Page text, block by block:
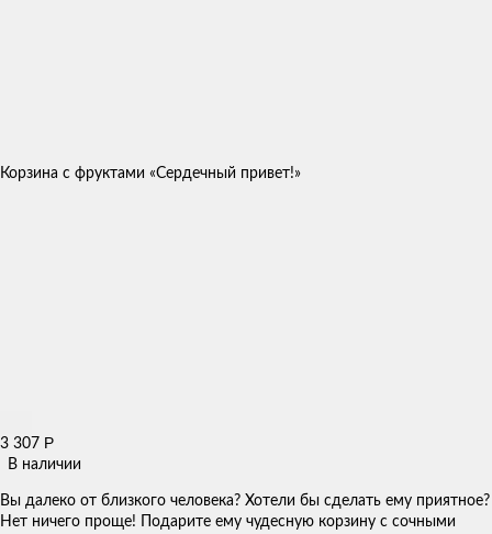
Корзина с фруктами «Сердечный привет!»
3 307 Р
В наличии
Вы далеко от близкого человека? Хотели бы сделать ему приятное?
Нет ничего проще! Подарите ему чудесную корзину с сочными